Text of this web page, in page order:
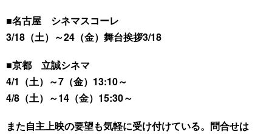
■名古屋 シネマスコーレ
3/18（土）～24（金）舞台挨拶3/18
■京都 立誠シネマ
4/1（土）～7（金）13:10～
4/8（土）～14（金）15:30～
また自主上映の要望も気軽に受け付けている。問合せは